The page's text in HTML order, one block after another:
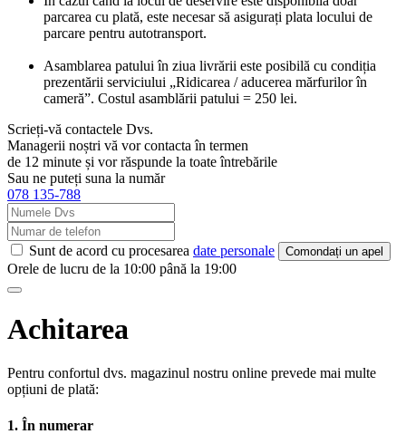
parcarea cu plată, este necesar să asigurați plata locului de
parcare pentru autotransport.
Asamblarea patului în ziua livrării este posibilă cu condiția
prezentării serviciului „Ridicarea / aducerea mărfurilor în
cameră”. Costul asamblării patului = 250 lei.
Scrieți-vă contactele Dvs.
Managerii noștri vă vor contacta în termen
de 12 minute și vor răspunde la toate întrebările
Sau ne puteți suna la număr
078 135-788
Sunt de acord cu procesarea date personale Comondați un apel
Orele de lucru de la 10:00 până la 19:00
Achitarea
Pentru confortul dvs. magazinul nostru online prevede mai multe
opțiuni de plată:
1. În numerar